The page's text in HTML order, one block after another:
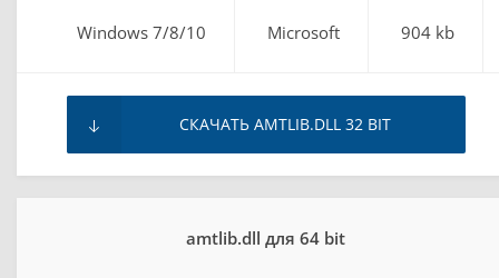
Windows 7/8/10 Microsoft 904 kb
СКАЧАТЬ AMTLIB.DLL 32 BIT
amtlib.dll для 64 bit